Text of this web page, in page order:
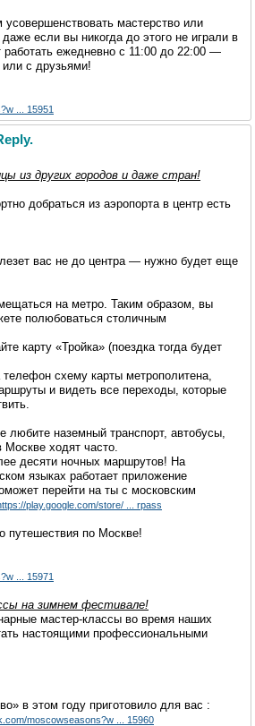
усовершенствовать мастерство или
если вы никогда до этого не играли в
работать ежедневно с 11:00 до 22:00 —
или с друзьями!
... 15951
из других городов и даже стран!
добраться из аэропорта в центр есть
вас не до центра — нужно будет еще
на метро. Таким образом, вы
полюбоваться столичным
карту «Тройка» (поездка тогда будет
телефон схему карты метрополитена,
и видеть все переходы, которые
наземный транспорт, автобусы,
ходят часто.
десяти ночных маршрутов! На
языках работает приложение
перейти на ты с московским
play.google.com/store/ ... rpass
путешествия по Москве!
... 15971
на зимнем фестивале!
мастер-классы во время наших
настоящими профессиональными
в этом году приготовило для вас :
moscowseasons?w ... 15960